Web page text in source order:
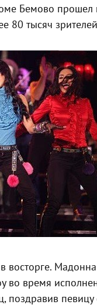
Бемово прошел
80 тысяч
восторге.
время
поздравив